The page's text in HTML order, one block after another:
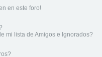
en este foro!
mi lista de Amigos e Ignorados?